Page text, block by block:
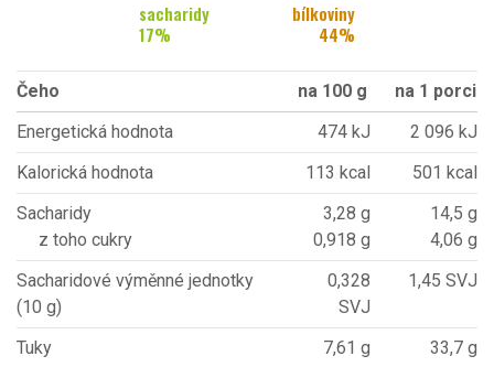
sacharidy
17%
bílkoviny
44%
Čeho na 100 g
na 1 porci
Energetická hodnota
474 kJ
2 096 kJ
Kalorická hodnota
113 kcal
501 kcal
Sacharidy
z toho cukry
3,28 g
0,918 g
14,5 g
4,06 g
Sacharidové výměnné jednotky
(10 g)
0,328
SVJ
1,45 SVJ
Tuky
7,61 g
33,7 g